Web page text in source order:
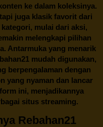
ke dalam koleksinya.
juga klasik favorit dari
mulai dari aksi,
melengkapi pilihan
Antarmuka yang menarik
mudah digunakan,
berpengalaman dengan
yang nyaman dan lancar
ini, menjadikannya
situs streaming.
Rebahan21